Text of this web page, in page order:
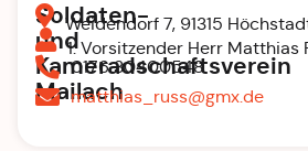
Soldaten-
und
Kameradschaftsverein
Mailach
Weidendorf 7, 91315
1. Vorsitzender Herr Matthias
0176 30400548
matthias_russ@gmx.de